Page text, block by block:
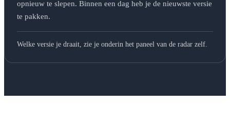
opnieuw te slepen. Binnen een dag heb je de nieuwste versie
te pakken.
Welke versie je draait, zie je onderin het paneel van de radar zelf.